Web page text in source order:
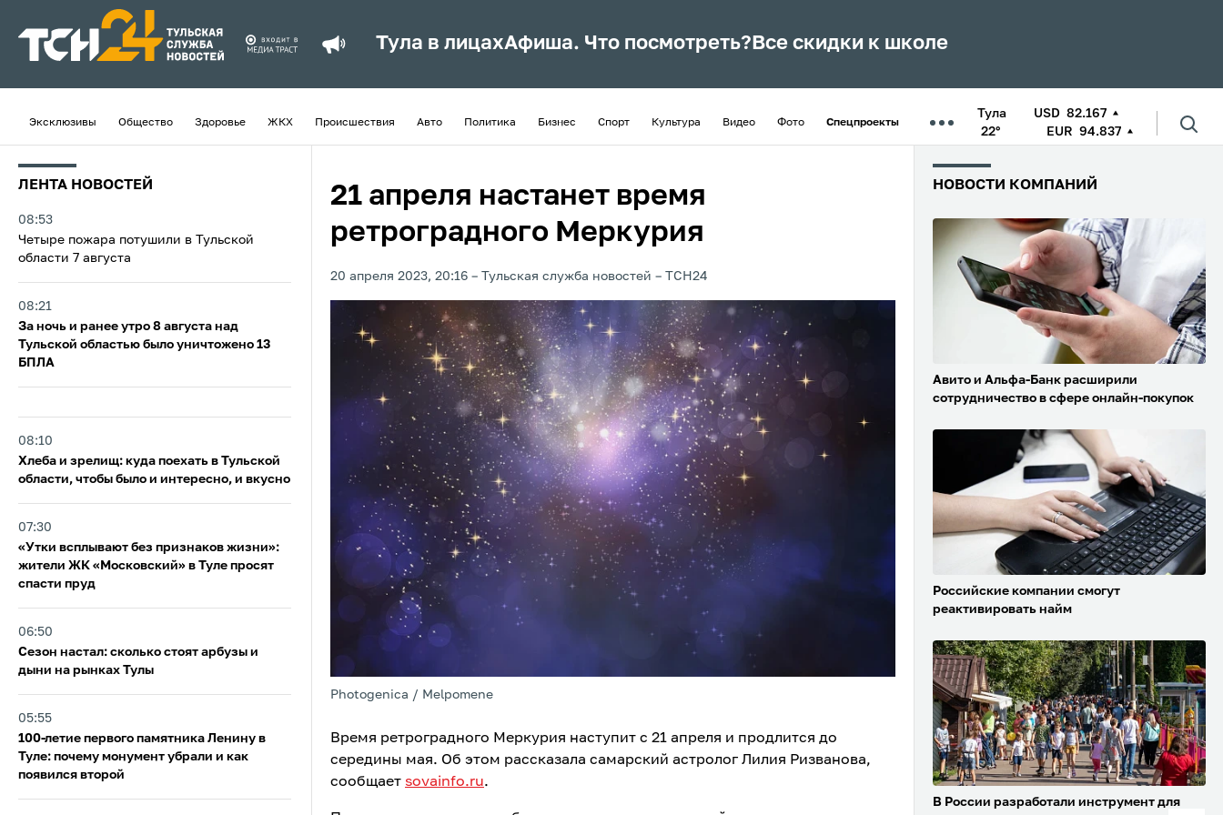
Тула в лицахАфиша. Что посмотреть? Все скидки к школе
Эксклюзивы Общество Здоровье ЖКХ Происшествия Авто Политика Бизнес Спорт Культура Видео Фото Спецпроекты
Тула
22°
USD 82.167
EUR 94.837
ЛЕНТА НОВОСТЕЙ
08:53
Четыре пожара потушили в Тульской
области 7 августа
08:21
За ночь и ранее утро 8 августа над
Тульской областью было уничтожено 13
БПЛА
08:10
Хлеба и зрелищ: куда поехать в Тульской
области, чтобы было и интересно, и вкусно
07:30
«Утки всплывают без признаков жизни»:
жители ЖК «Московский» в Туле просят
спасти пруд
06:50
Сезон настал: сколько стоят арбузы и
дыни на рынках Тулы
05:55
100-летие первого памятника Ленину в
Туле: почему монумент убрали и как
появился второй
21 апреля настанет время
ретроградного Меркурия
20 апреля 2023, 20:16 Тульская служба новостей ТСН24
Photogenica / Melpomene
Время ретроградного Меркурия наступит с 21 апреля и продлится до
середины мая. Об этом рассказала самарский астролог Лилия Ризванова,
сообщает sovainfo.ru.
НОВОСТИ КОМПАНИЙ
Авито и Альфа-Банк расширили
сотрудничество в сфере онлайн-покупок
Российские компании смогут
реактивировать найм
В России разработали инструмент для